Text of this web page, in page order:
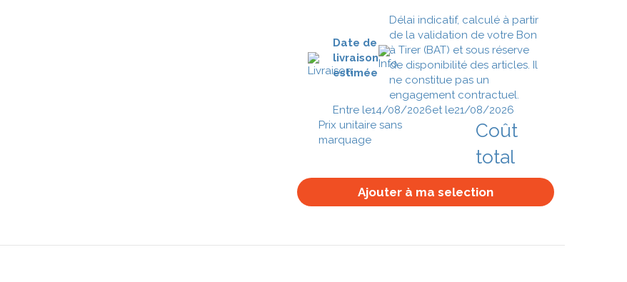
Date de
livraison
estimée
Délai indicatif, calculé à partir
de la validation de votre Bon
à Tirer (BAT) et sous réserve
de disponibilité des articles. Il
ne constitue pas un
engagement contractuel.
Entre le14/08/2026et le21/08/2026
Prix unitaire sans
marquage
Coût
total
Ajouter à ma selection